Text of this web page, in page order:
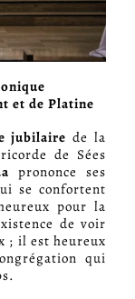
et de Platine
jubilaire de la
de Sées
prononce ses
se confortent
pour la
de voir
; il est heureux
qui